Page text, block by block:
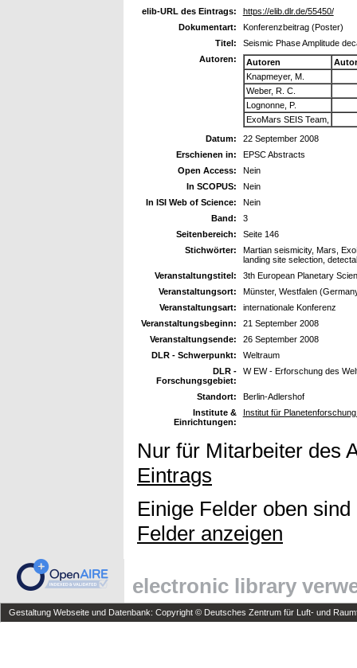
elib-URL des Eintrags:
https://elib.dlr.de/55450/
Dokumentart:
Konferenzbeitrag (Poster)
Titel:
Seismic Phase Amplitude
Autoren:
Autoren
Knapmeyer, M.
Weber, R. C.
Lognonne, P.
ExoMars SEIS Team,
Datum:
22 September 2008
Erschienen in:
EPSC Abstracts
Open Access:
Nein
In SCOPUS:
Nein
In ISI Web of Science:
Nein
Band:
3
Seitenbereich:
Seite 146
Stichwörter:
Martian seismicity, Mars,
landing site selection,
Veranstaltungstitel:
3th European Planetary
Veranstaltungsort:
Münster, Westfalen
Veranstaltungsart:
internationale Konferenz
Veranstaltungsbeginn:
21 September 2008
Veranstaltungsende:
26 September 2008
DLR - Schwerpunkt:
Weltraum
DLR -
Forschungsgebiet:
W EW - Erforschung des
Standort:
Berlin-Adlershof
Institute &
Einrichtungen:
Institut für
Nur für Mitarbeiter des
Eintrags
Einige Felder oben
Felder anzeigen
electronic library
Gestaltung Webseite und Datenbank: Copyright © Deutsches Zentrum für Luft- und